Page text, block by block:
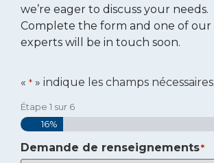
we’re eager to discuss your needs.
Complete the form and one of our
experts will be in touch soon.
« * » indique les champs nécessaires
Étape 1 sur 6
16%
Demande de renseignements*